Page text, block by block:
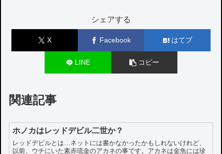
シェアする
X Facebook はてブ
LINE コピー
関連記事
ホノカはレッドデビル二世か？
レッドデビルとは…ネットには書かなかったかもしれないけれど、
以前、ウチにいた素赤琉金のアカネの事です。アカネは金魚には珍